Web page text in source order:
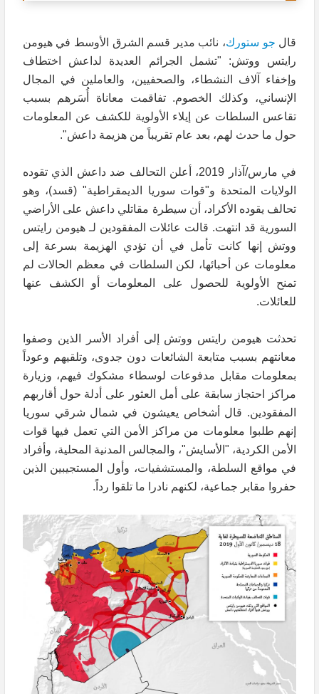
قال جو ستورك، نائب مدير قسم الشرق الأوسط في هيومن
رايتس ووتش: "تشمل الجرائم العديدة لداعش اختطاف
وإخفاء آلاف النشطاء، والصحفيين، والعاملين في المجال
الإنساني، وكذلك الخصوم. تفاقمت معاناة أُسَرهم بسبب
تقاعس السلطات عن إيلاء الأولوية للكشف عن المعلومات
حول ما حدث لهم، بعد عام تقريباً من هزيمة داعش".
في مارس/آذار 2019، أعلن التحالف ضد داعش الذي تقوده
الولايات المتحدة و"قوات سوريا الديمقراطية" (قسد)، وهو
تحالف يقوده الأكراد، أن سيطرة مقاتلي داعش على الأراضي
السورية قد انتهت. قالت عائلات المفقودين لـ هيومن رايتس
ووتش إنها كانت تأمل في أن تؤدي الهزيمة بسرعة إلى
معلومات عن أحبائها، لكن السلطات في معظم الحالات لم
تمنح الأولوية للحصول على المعلومات أو الكشف عنها
للعائلات.
تحدثت هيومن رايتس ووتش إلى أفراد الأسر الذين وصفوا
معانتهم بسبب متابعة الشائعات دون جدوى، وتلقيهم وعوداً
بمعلومات مقابل مدفوعات لوسطاء مشكوك فيهم، وزيارة
مراكز احتجاز سابقة على أمل العثور على أدلة حول أقاربهم
المفقودين. قال أشخاص يعيشون في شمال شرقي سوريا
إنهم طلبوا معلومات من مراكز الأمن التي تعمل فيها قوات
الأمن الكردية، "الأسايش"، والمجالس المدنية المحلية، وأفراد
في مواقع السلطة، والمستشفيات، وأول المستجيبين الذين
حفروا مقابر جماعية، لكنهم نادرا ما تلقوا رداً.